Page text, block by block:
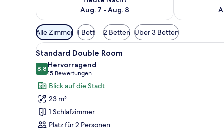
Aug. 7 - Aug. 8
Verfügbare
Filter
für
Zimmer
Alle Zimmer 1 Bett 2 Betten Über 3 Betten
Alle
Fotos
für
Standard
Double
Room
anzeigen
Ein Hotelzimmer mit einem
6
Standard Double Room
8,88,8 von 10
Hervorragend
15 Bewertungen
(15
Bewertungen)
Blick auf die Stadt
23 m²
1 Schlafzimmer
Platz für 2 Personen